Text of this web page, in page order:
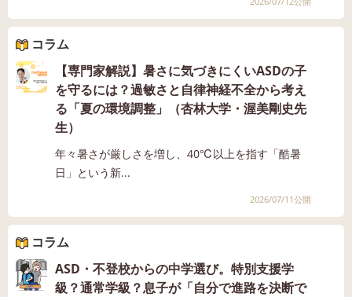
コラム
【専門家解説】暑さに気づきにくいASDの子
を守るには？過敏さと自律神経不全から考え
る「夏の環境調整」（杏林大学・渥美剛史先
生）
年々暑さが厳しさを増し、40℃以上を指す「酷暑
日」という新...
2026/07/11公開
コラム
ASD・不登校からの中学選び。特別支援学
級？通常学級？息子が「自分で進路を決断で